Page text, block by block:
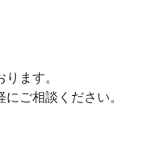
ます。
ご相談ください。